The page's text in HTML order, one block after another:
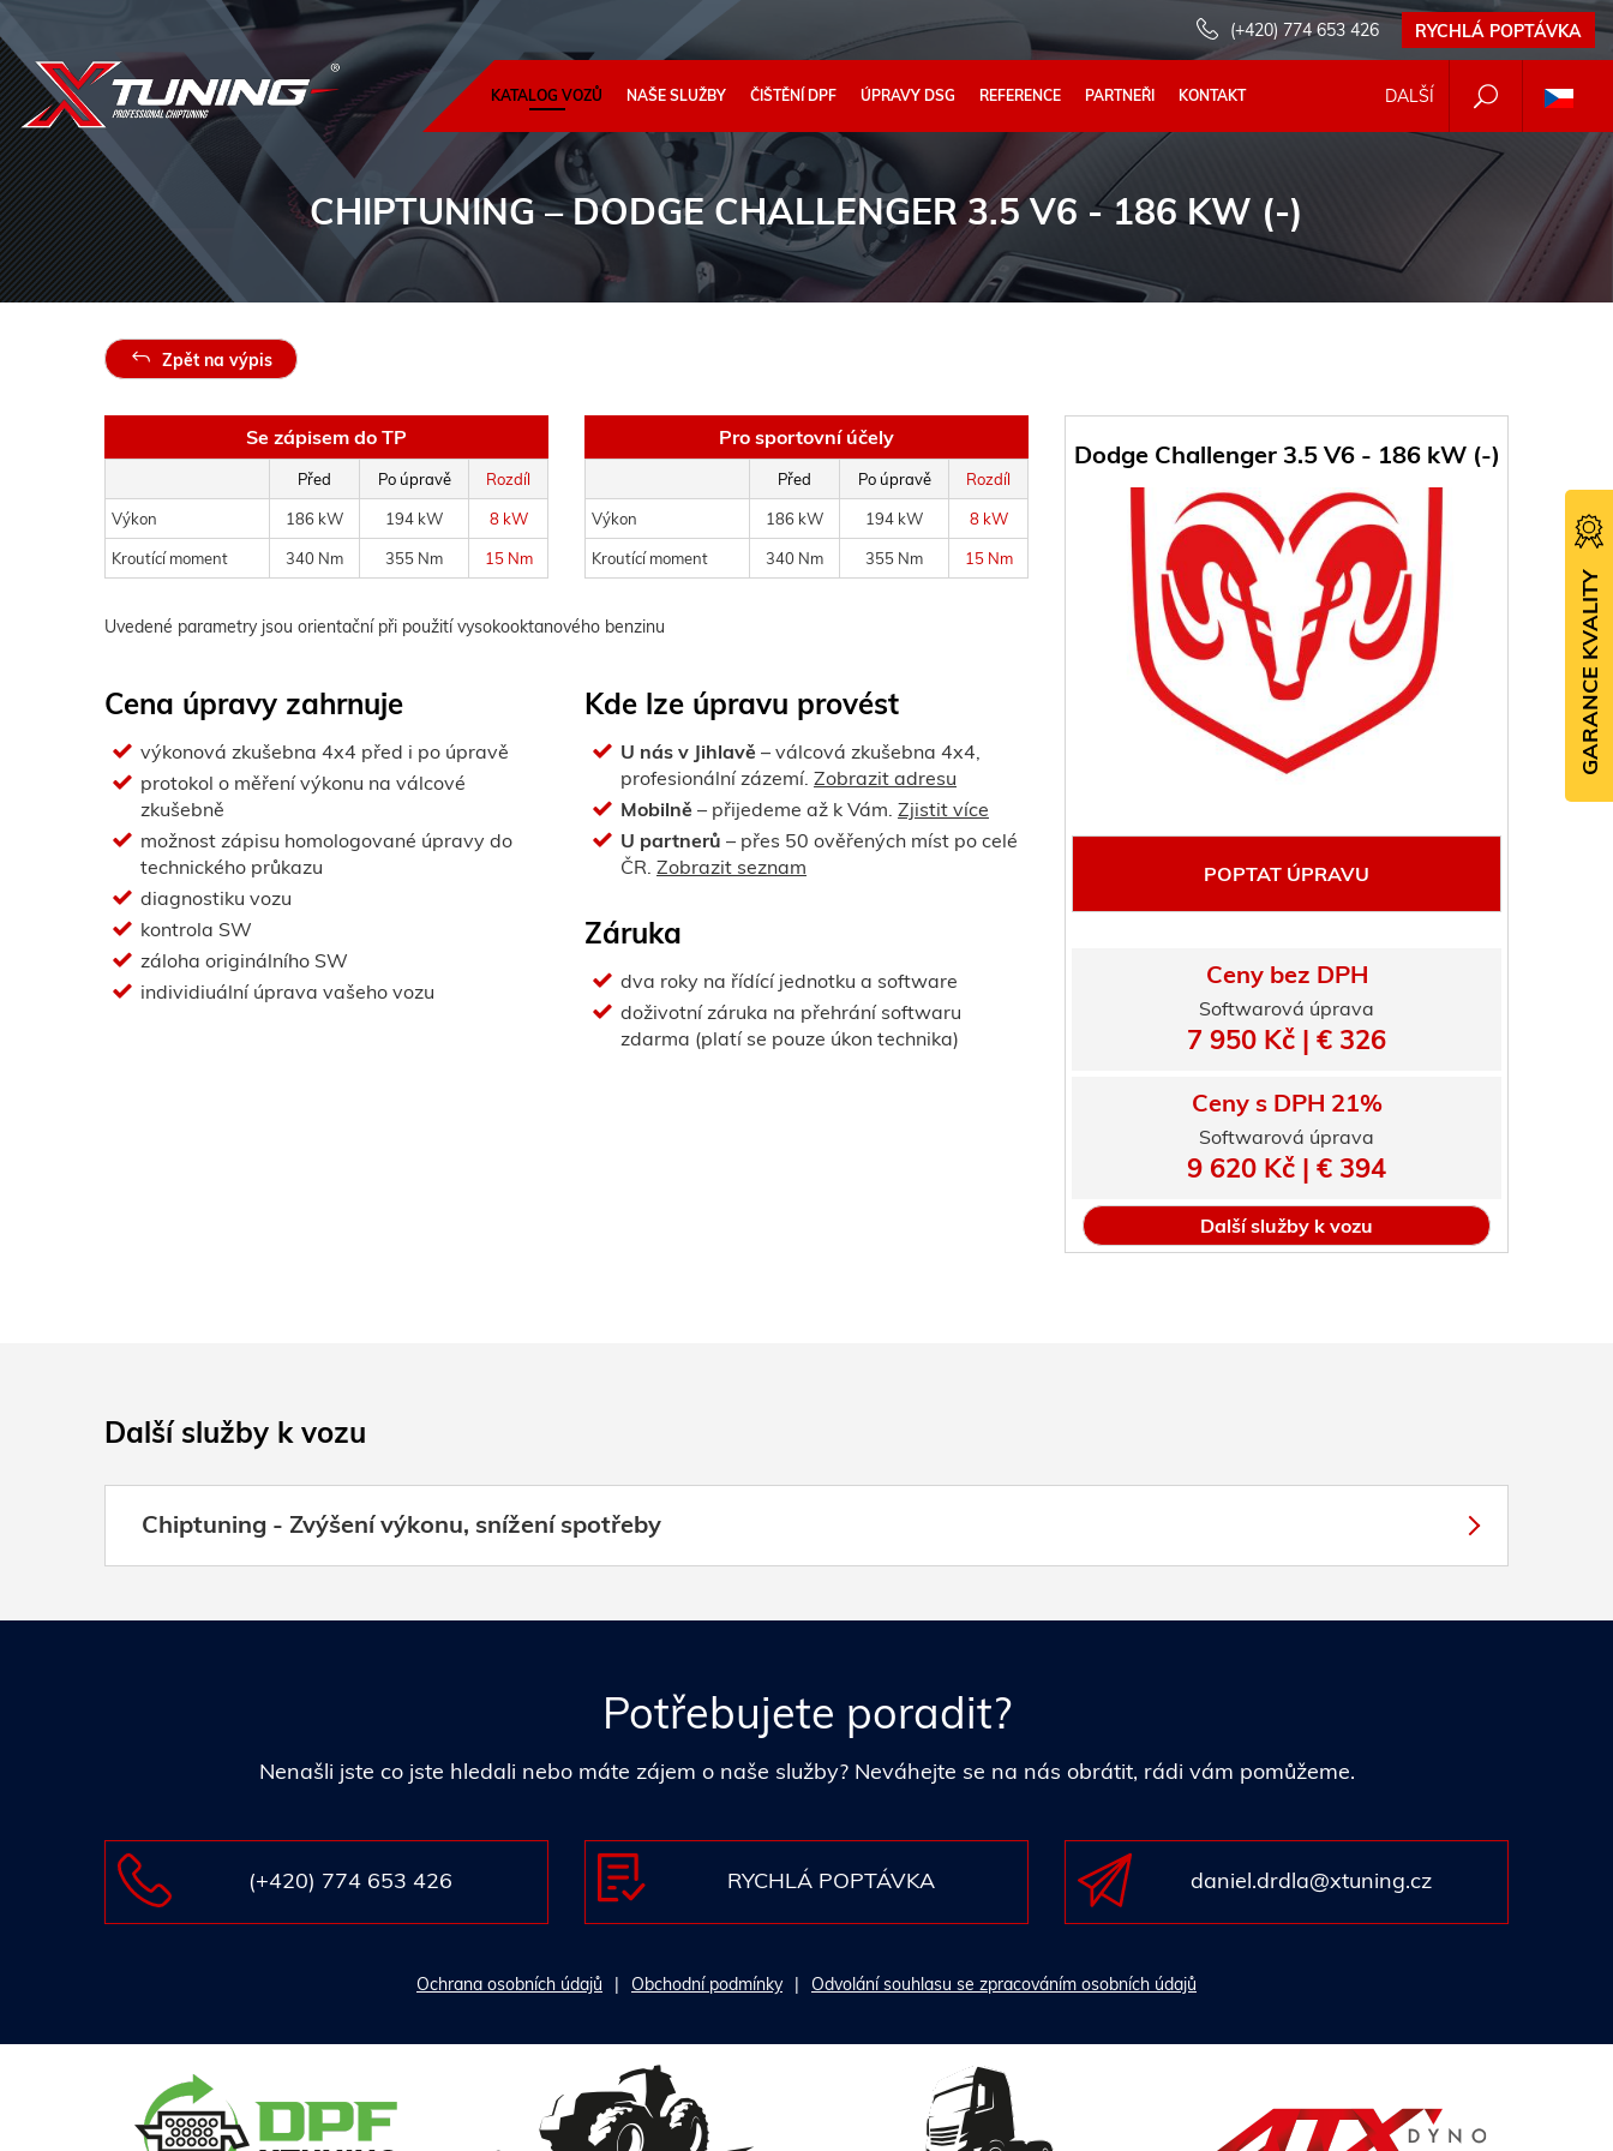
(+420) 774 653 426 RYCHLÁ POPTÁVKA
DALŠÍ
KATALOG VOZŮ NAŠE SLUŽBY ČIŠTĚNÍ DPF ÚPRAVY DSG REFERENCE PARTNEŘI KONTAKT
CHIPTUNING– DODGE CHALLENGER 3.5 V6 - 186 KW (-)
Zpět na výpis
Dodge Challenger 3.5 V6 - 186 kW (-)
POPTAT ÚPRAVU
Ceny bez DPH
Softwarová úprava
7 950 Kč | € 326
Ceny s DPH 21%
Softwarová úprava
9 620 Kč | € 394
Další služby k vozu
Se zápisem do TP
Před Po úpravě Rozdíl
Výkon 186 kW 194 kW 8 kW
Kroutící moment 340 Nm 355 Nm 15 Nm
Pro sportovní účely
Před Po úpravě Rozdíl
Výkon 186 kW 194 kW 8 kW
Kroutící moment 340 Nm 355 Nm 15 Nm
Uvedené parametry jsou orientační při použití vysokooktanového benzinu
Cena úpravy zahrnuje
výkonová zkušebna 4x4 před i po úpravě
protokol o měření výkonu na válcové
zkušebně
možnost zápisu homologované úpravy do
technického průkazu
diagnostiku vozu
kontrola SW
záloha originálního SW
individiuální úprava vašeho vozu
Kde lze úpravu provést
U nás v Jihlavě – válcová zkušebna 4x4,
profesionální zázemí. Zobrazit adresu
Mobilně – přijedeme až k Vám. Zjistit více
U partnerů – přes 50 ověřených míst po celé
ČR. Zobrazit seznam
Záruka
dva roky na řídící jednotku a software
doživotní záruka na přehrání softwaru
zdarma (platí se pouze úkon technika)
Další služby k vozu
Chiptuning - Zvýšení výkonu, snížení spotřeby
Potřebujete poradit?
Nenašli jste co jste hledali nebo máte zájem o naše služby? Neváhejte se na nás obrátit, rádi vám pomůžeme.
(+420) 774 653 426 RYCHLÁ POPTÁVKA daniel.drdla@xtuning.cz
Ochrana osobních údajů Obchodní podmínky Odvolání souhlasu se zpracováním osobních údajů
GARANCE KVALITY